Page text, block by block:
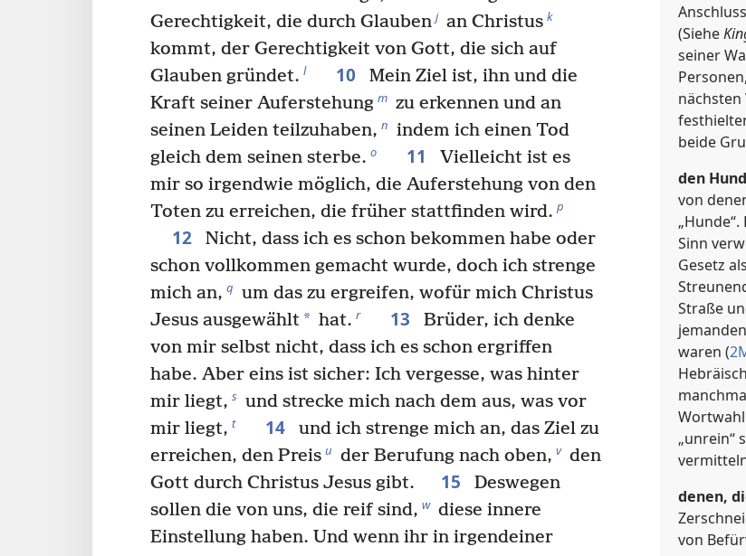
Gerechtigkeit, die durch Glauben j an Christus k
kommt, der Gerechtigkeit von Gott, die sich auf
Glauben gründet. l 10
Mein Ziel ist, ihn und die
Kraft seiner Auferstehung m zu erkennen und an
seinen Leiden teilzuhaben, n indem ich einen Tod
gleich dem seinen sterbe. o 11
Vielleicht ist es
mir so irgendwie möglich, die Auferstehung von den
Toten zu erreichen, die früher stattfinden wird. p
12
Nicht, dass ich es schon bekommen habe oder
schon vollkommen gemacht wurde, doch ich strenge
mich an, q um das zu ergreifen, wofür mich Christus
Jesus ausgewählt* hat. r 13
Brüder, ich denke
von mir selbst nicht, dass ich es schon ergriffen
habe. Aber eins ist sicher: Ich vergesse, was hinter
mir liegt, s und strecke mich nach dem aus, was vor
mir liegt, t 14
und ich strenge mich an, das Ziel zu
erreichen, den Preis u der Berufung nach oben, v den
Gott durch Christus Jesus gibt.
15
Deswegen
sollen die von uns, die reif sind, w diese innere
Einstellung haben. Und wenn ihr in irgendeiner
(Siehe
seiner
nächsten
beide
den
von
Sinn
Gesetz
Straße
waren (
„unrein“
denen,
von